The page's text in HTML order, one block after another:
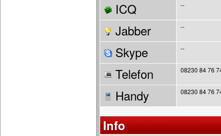
ICQ --
Jabber --
Skype --
Telefon 08230 84 76
Handy 08230 84 76
Info